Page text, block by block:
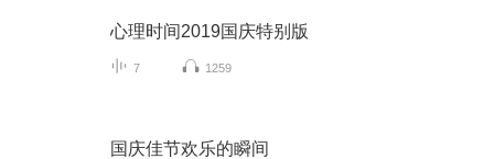
心理时间2019国庆特别版
7 1259
国庆佳节欢乐的瞬间